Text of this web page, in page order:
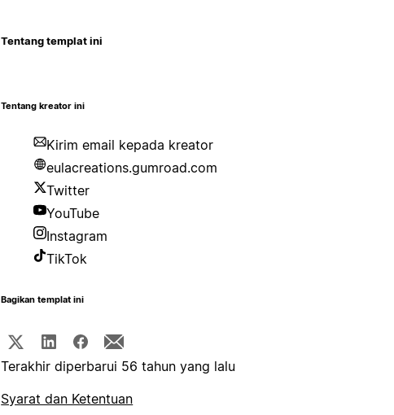
Tentang templat ini
Tentang kreator ini
Kirim email kepada kreator
eulacreations.gumroad.com
Twitter
YouTube
Instagram
TikTok
Bagikan templat ini
Terakhir diperbarui 56 tahun yang lalu
Syarat dan Ketentuan